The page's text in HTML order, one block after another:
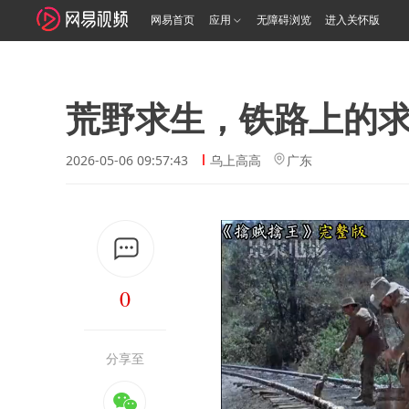
网易首页 应用 无障碍浏览 进入关怀版
荒野求生，铁路上的
2026-05-06 09:57:43 乌上高高 广东
0
分享至